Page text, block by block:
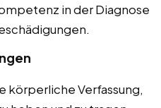
in der Diagnose
körperliche Verfassung,